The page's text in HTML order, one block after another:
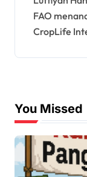
FAO
CropLife
You Missed